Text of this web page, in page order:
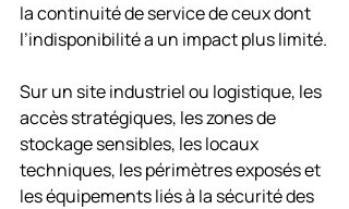
la continuité de service de ceux dont
l’indisponibilité a un impact plus limité.
Sur un site industriel ou logistique, les
accès stratégiques, les zones de
stockage sensibles, les locaux
techniques, les périmètres exposés et
les équipements liés à la sécurité des